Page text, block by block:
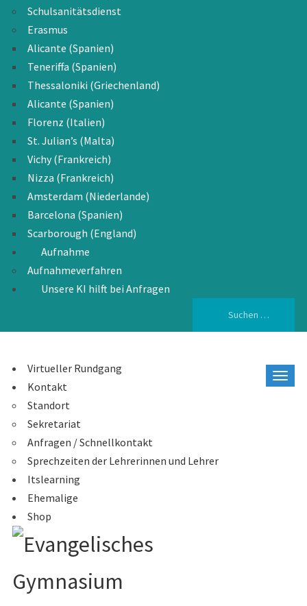
Schulsanitätsdienst
Erasmus
Alicante (Spanien)
Teneriffa (Spanien)
Thessaloniki (Griechenland)
Alicante (Spanien)
Florenz (Italien)
St. Julian’s (Malta)
Vichy (Frankreich)
Nizza (Frankreich)
Amsterdam (Niederlande)
Barcelona (Spanien)
Scarborough (England)
Aufnahme
Aufnahmeverfahren
Unsere KI hilft bei Anfragen
Virtueller Rundgang
Kontakt
Standort
Sekretariat
Anfragen / Schnellkontakt
Sprechzeiten der Lehrerinnen und Lehrer
Itslearning
Ehemalige
Shop